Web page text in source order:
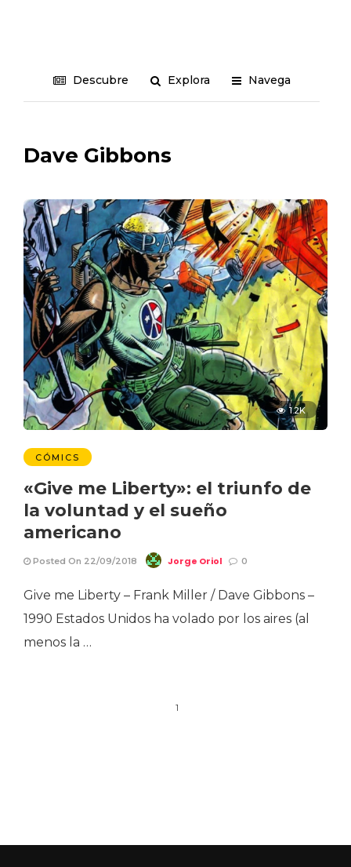
Descubre Explora Navega
Dave Gibbons
1.2K
CÓMICS
«Give me Liberty»: el triunfo de
la voluntad y el sueño
americano
Posted On 22/09/2018 Jorge Oriol 0
Give me Liberty – Frank Miller / Dave Gibbons –
1990 Estados Unidos ha volado por los aires (al
menos la …
1